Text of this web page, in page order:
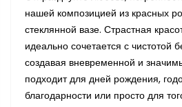
нашей композицией из красных
стеклянной вазе. Страстная
идеально сочетается с чистотой
создавая вневременной и
подходит для дней рождения,
благодарности или просто для